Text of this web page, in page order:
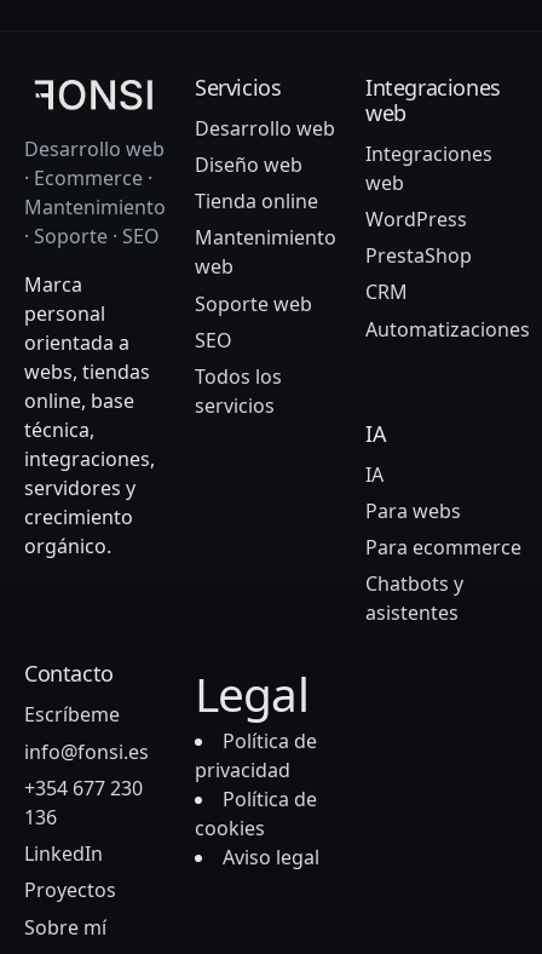
Desarrollo web
· Ecommerce ·
Mantenimiento
· Soporte · SEO
Marca
personal
orientada a
webs, tiendas
online, base
técnica,
integraciones,
servidores y
crecimiento
orgánico.
Servicios
Desarrollo web
Diseño web
Tienda online
Mantenimiento
web
Soporte web
SEO
Todos los
servicios
Integraciones
web
Integraciones
web
WordPress
PrestaShop
CRM
Automatizaciones
IA
IA
Para webs
Para ecommerce
Chatbots y
asistentes
Contacto
Escríbeme
info@fonsi.es
+354 677 230
136
LinkedIn
Proyectos
Sobre mí
Legal
Política de
privacidad
Política de
cookies
Aviso legal